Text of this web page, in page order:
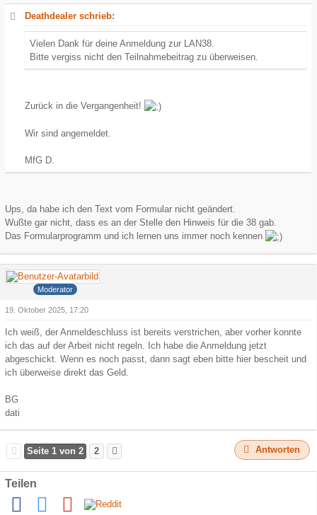
Deathdealer schrieb:
Vielen Dank für deine Anmeldung zur LAN38.
Bitte vergiss nicht den Teilnahmebeitrag zu überweisen.
Zurück in die Vergangenheit!
Wir sind angemeldet.
MfG D.
Ups, da habe ich den Text vom Formular nicht geändert.
Wußte gar nicht, dass es an der Stelle den Hinweis für die 38 gab.
Das Formularprogramm und ich lernen uns immer noch kennen
dati
Moderator
19. Oktober 2025, 17:20
Ich weiß, der Anmeldeschluss ist bereits verstrichen, aber vorher konnte
ich das auf der Arbeit nicht regeln. Ich habe die Anmeldung jetzt
abgeschickt. Wenn es noch passt, dann sagt eben bitte hier bescheit und
ich überweise direkt das Geld.
BG
dati
Seite 1 von 2 2 Antworten
Teilen